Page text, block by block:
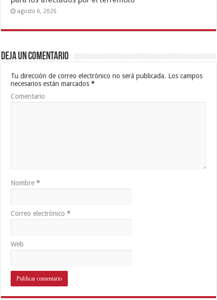
agosto 6, 2026
Deja un comentario
Tu dirección de correo electrónico no será publicada. Los campos
necesarios están marcados*
Comentario
Nombre*
Correo electrónico*
Web